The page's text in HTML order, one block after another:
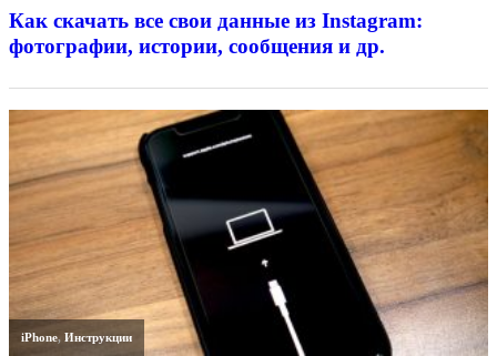
Как скачать все свои данные из Instagram:
фотографии, истории, сообщения и др.
iPhone,Инструкции